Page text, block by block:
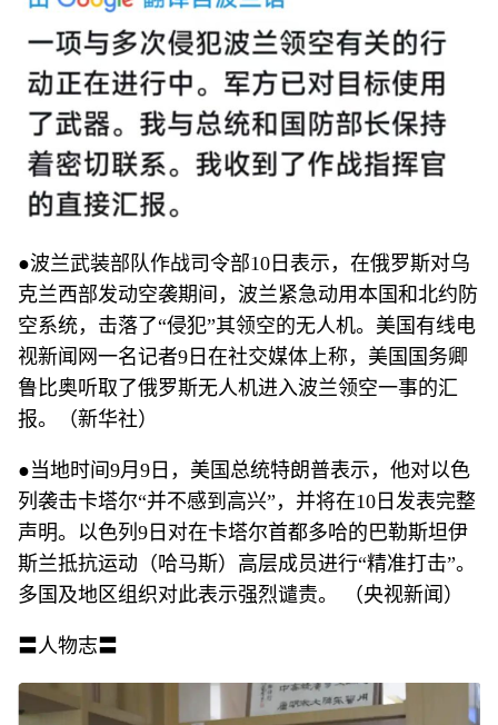
●波兰武装部队作战司令部10日表示，在俄罗斯对乌
克兰西部发动空袭期间，波兰紧急动用本国和北约防
空系统，击落了“侵犯”其领空的无人机。美国有线电
视新闻网一名记者9日在社交媒体上称，美国国务卿
鲁比奥听取了俄罗斯无人机进入波兰领空一事的汇
报。（新华社）
●当地时间9月9日，美国总统特朗普表示，他对以色
列袭击卡塔尔“并不感到高兴”，并将在10日发表完整
声明。以色列9日对在卡塔尔首都多哈的巴勒斯坦伊
斯兰抵抗运动（哈马斯）高层成员进行“精准打击”。
多国及地区组织对此表示强烈谴责。 （央视新闻）
〓人物志〓